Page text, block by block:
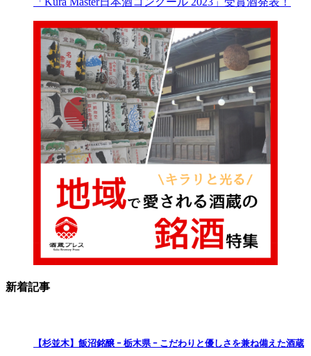
新着記事
【杉並木】飯沼銘醸 ｰ 栃木県 ｰ こだわりと優しさを兼ね備えた酒蔵